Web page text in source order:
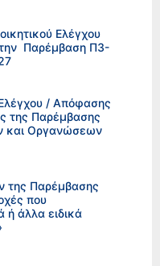
Ελέγχου
την Παρέμβαση Π3-
/ Απόφασης
της Παρέμβασης
και Οργανώσεων
Παρέμβασης
που
ή άλλα ειδικά